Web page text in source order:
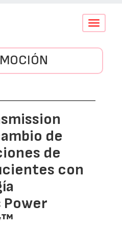
Conmutar
de
de
con